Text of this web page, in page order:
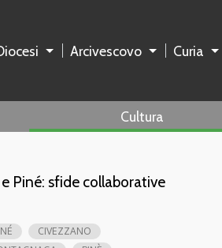
Arcivescovo Curia
Cultura
Piné: sfide collaborative
CIVEZZANO